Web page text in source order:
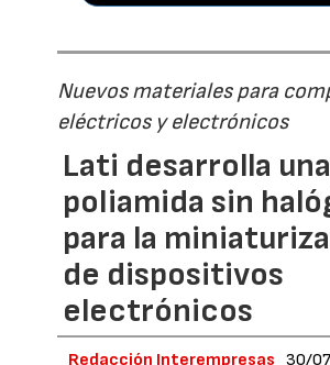
Nuevos materiales para
eléctricos y electrónicos
Lati desarrolla una
poliamida sin
para la
de dispositivos
electrónicos
Redacción Interempresas 30/